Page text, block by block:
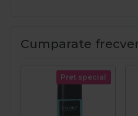
Cumparate
Pret special